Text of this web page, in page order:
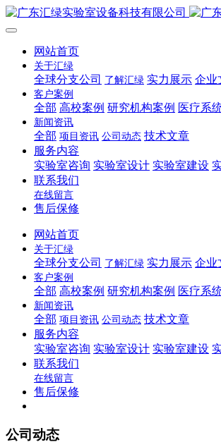
网站首页
关于汇绿
全球分支公司 了解汇绿 实力展示 企业
客户案例
全部 高校案例 研究机构案例 医疗系
新闻资讯
全部 项目资讯 公司动态 技术文章
服务内容
实验室咨询 实验室设计 实验室建设
联系我们
在线留言
售后保修
网站首页
关于汇绿
全球分支公司 了解汇绿 实力展示 企业
客户案例
全部 高校案例 研究机构案例 医疗系
新闻资讯
全部 项目资讯 公司动态 技术文章
服务内容
实验室咨询 实验室设计 实验室建设
联系我们
在线留言
售后保修
公司动态